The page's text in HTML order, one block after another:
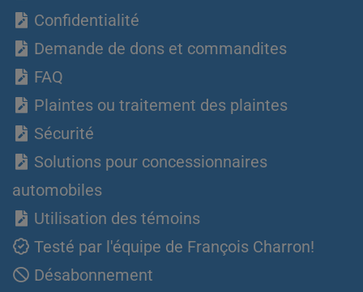
Confidentialité
Demande de dons et commandites
FAQ
Plaintes ou traitement des plaintes
Sécurité
Solutions pour concessionnaires
automobiles
Utilisation des témoins
Testé par l'équipe de François Charron!
Désabonnement